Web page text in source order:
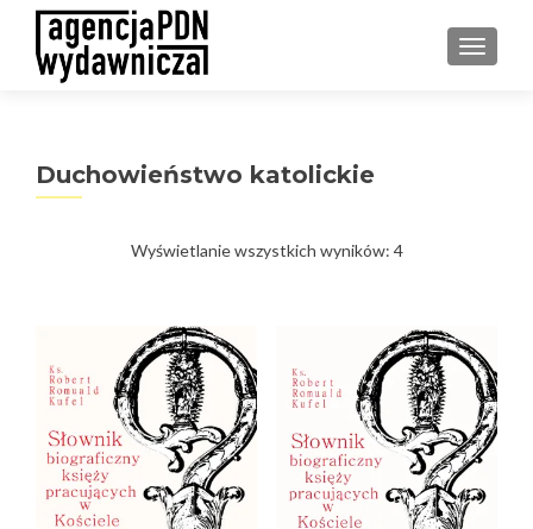
Duchowieństwo katolickie
Wyświetlanie wszystkich wyników: 4Posortowane
najnowszych